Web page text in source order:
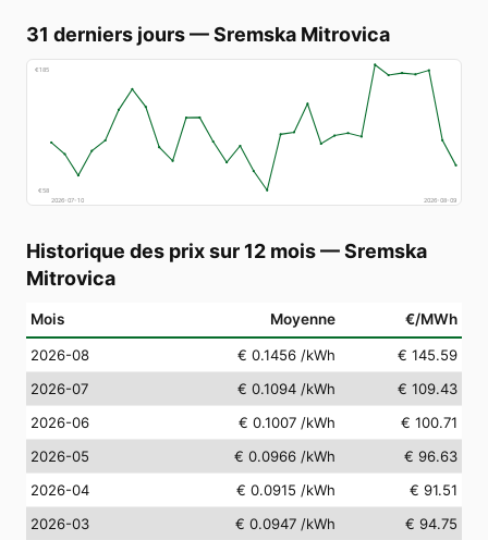
31 derniers jours—Sremska Mitrovica
€185
€58
2026-07-10
2026-08-09
Historique des prix sur 12 mois—Sremska
Mitrovica
Mois Moyenne €/MWh
2026-08 € 0.1456 /kWh
€ 145.59
2026-07
€ 0.1094 /kWh
€ 109.43
2026-06
€ 0.1007 /kWh
€ 100.71
2026-05
€ 0.0966 /kWh
€ 96.63
2026-04
€ 0.0915 /kWh
€ 91.51
2026-03
€ 0.0947 /kWh
€ 94.75